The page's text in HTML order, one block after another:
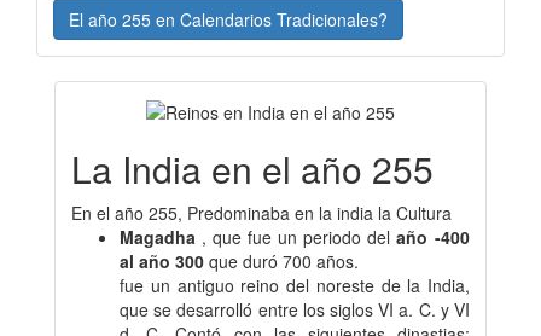
El año 255 en Calendarios Tradicionales?
La India en el año 255
En el año 255, Predominaba en la india la Cultura
Magadha , que fue un periodo del año -400
al año 300 que duró 700 años.
fue un antiguo reino del noreste de la India,
que se desarrolló entre los siglos VI a. C. y VI